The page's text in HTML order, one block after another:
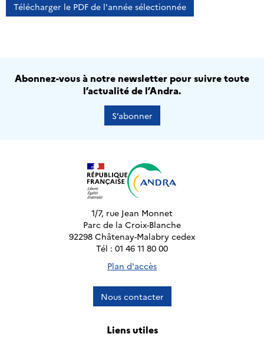
Télécharger le PDF de l'année sélectionnée
Abonnez-vous à notre newsletter pour suivre toute
l’actualité de l’Andra.
S’abonner
1/7, rue Jean Monnet
Parc de la Croix-Blanche
92298 Châtenay-Malabry cedex
Tél : 01 46 11 80 00
Plan d'accès
Nous contacter
Liens utiles